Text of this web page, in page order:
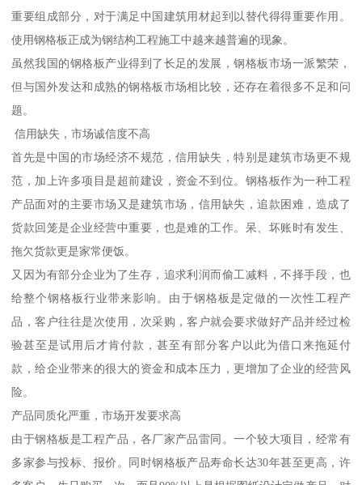
重要组成部分，对于满足中国建筑用材起到以替代得得重要作用。
使用钢格板正成为钢结构工程施工中越来越普遍的现象。
虽然我国的钢格板产业得到了长足的发展，钢格板市场一派繁荣，
但与国外发达和成熟的钢格板市场相比较，还存在着很多不足和问
题。
信用缺失，市场诚信度不高
首先是中国的市场经济不规范，信用缺失，特别是建筑市场更不规
范，加上许多项目是超前建设，资金不到位。钢格板作为一种工程
产品面对的主要市场又是建筑市场，信用缺失，追款困难，造成了
货款回笼是企业经营中重要，也是难的工作。呆、坏账时有发生、
拖欠货款更是家常便饭。
又因为有部分企业为了生存，追求利润而偷工减料，不择手段，也
给整个钢格板行业带来影响。由于钢格板是定做的一次性工程产
品，客户往往是次使用，次采购，客户就会要求做好产品并经过检
验甚至是试用后才肯付款，甚至有部分客户以此为借口来拖延付
款，给企业带来的很大的资金和成本压力，更增加了企业的经营风
险。
产品同质化严重，市场开发要求高
由于钢格板是工程产品，各厂家产品雷同。一个较大项目，经常有
多家参与投标、报价。同时钢格板产品寿命长达30年甚至更高，许